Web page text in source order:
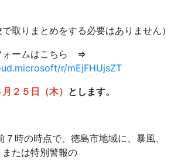
まとめをする必要はありません）
ムはこちら ⇒
r/mEjFHUjsZT
月２５日（木） とします。
時点で、徳島市地域に、暴風、
たは特別警報の